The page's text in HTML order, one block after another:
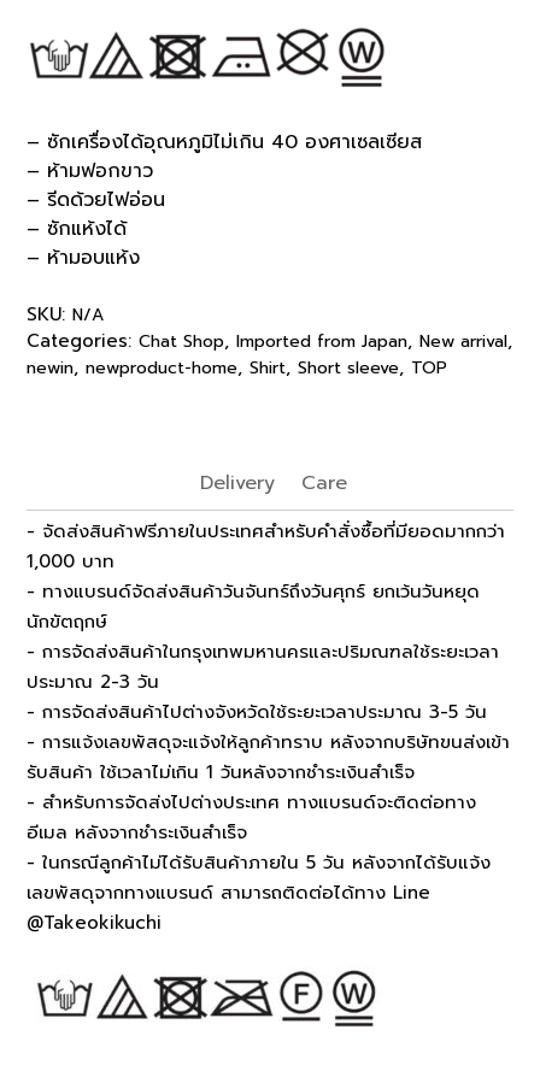
– ซักเครื่องได้อุณหภูมิไม่เกิน 40 องศาเซลเซียส
– ห้ามฟอกขาว
– รีดด้วยไฟอ่อน
– ซักแห้งได้
– ห้ามอบแห้ง
SKU: N/A
Categories: Chat Shop, Imported from Japan, New arrival,
newin, newproduct-home, Shirt, Short sleeve, TOP
Delivery Care
- จัดส่งสินค้าฟรีภายในประเทศสำหรับคำสั่งซื้อที่มียอดมากกว่า
1,000 บาท
- ทางแบรนด์จัดส่งสินค้าวันจันทร์ถึงวันศุกร์ ยกเว้นวันหยุด
นักขัตฤกษ์
- การจัดส่งสินค้าในกรุงเทพมหานครและปริมณฑลใช้ระยะเวลา
ประมาณ 2-3 วัน
- การจัดส่งสินค้าไปต่างจังหวัดใช้ระยะเวลาประมาณ 3-5 วัน
- การแจ้งเลขพัสดุจะแจ้งให้ลูกค้าทราบ หลังจากบริษัทขนส่งเข้า
รับสินค้า ใช้เวลาไม่เกิน 1 วันหลังจากชำระเงินสำเร็จ
- สำหรับการจัดส่งไปต่างประเทศ ทางแบรนด์จะติดต่อทาง
อีเมล หลังจากชำระเงินสำเร็จ
- ในกรณีลูกค้าไม่ได้รับสินค้าภายใน 5 วัน หลังจากได้รับแจ้ง
เลขพัสดุจากทางแบรนด์ สามารถติดต่อได้ทาง Line
@Takeokikuchi